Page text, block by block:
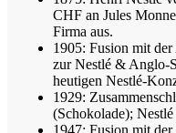
CHF an Jules
Firma aus.
1905: Fusion mit
zur Nestlé & Anglo-
heutigen Nestlé-
1929:
(Schokolade);